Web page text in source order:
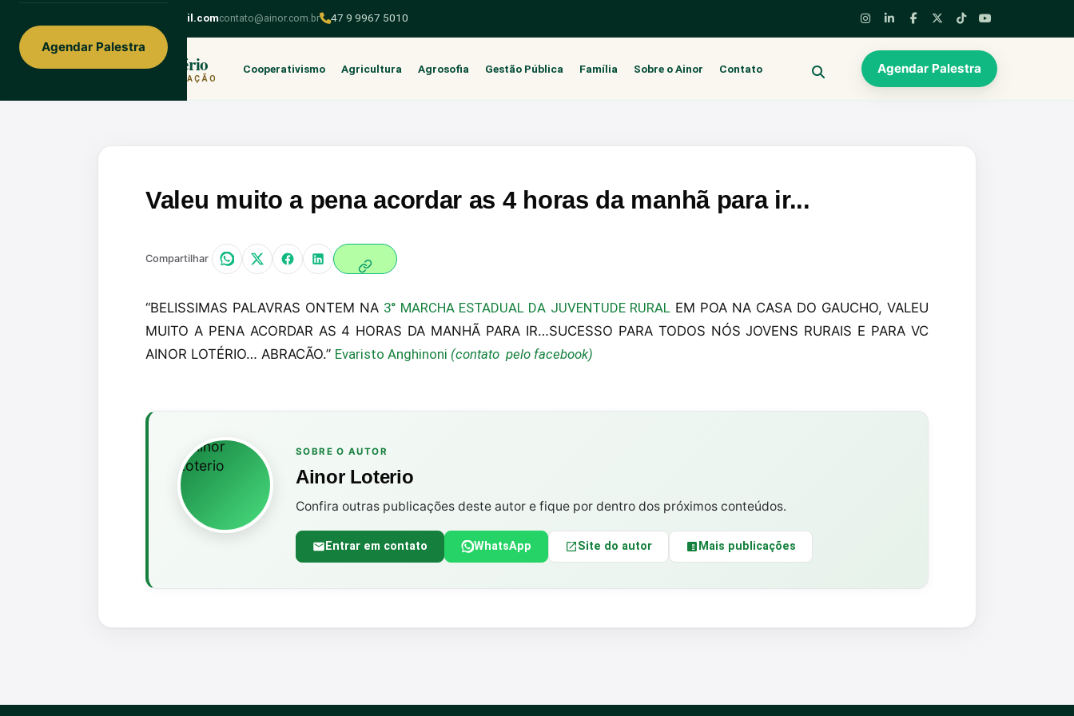
ainorfloterio@gmail.comcontato@ainor.com.br 47 9 9967 5010
Ainor Lotério
MENTE & CORAÇÃO
Cooperativismo Agricultura Agrosofia Gestão Pública Família Sobre o Ainor Contato Agendar Palestra
Agendar Palestra
Valeu muito a pena acordar as 4 horas da manhã para ir...
Compartilhar
“BELISSIMAS PALAVRAS ONTEM NA 3° MARCHA ESTADUAL DA JUVENTUDE RURALEM POA NA CASA DO GAUCHO, VALEU
MUITO A PENA ACORDAR AS 4 HORAS DA MANHÃ PARA IR…SUCESSO PARA TODOS NÓS JOVENS RURAIS E PARA VC
AINOR LOTÉRIO… ABRACÃO.” Evaristo Anghinoni (contato pelo facebook)
SOBRE O AUTOR
Ainor Loterio
Confira outras publicações deste autor e fique por dentro dos próximos conteúdos.
Entrar em contato WhatsApp Site do autor Mais publicações